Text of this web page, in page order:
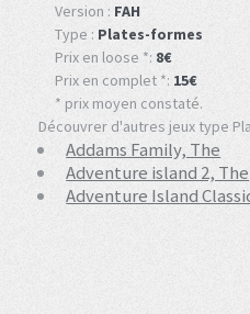
Version : FAH
Type : Plates-formes
Prix en loose *: 8€
Prix en complet *: 15€
* prix moyen constaté.
Découvrer d'autres jeux type
Addams Family, The
Adventure island 2, The
Adventure Island